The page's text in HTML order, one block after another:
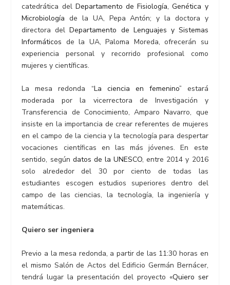
catedrática del Departamento de Fisiología, Genética y
Microbiología de la UA, Pepa Antón; y la doctora y
directora delDepartamento de Lenguajes y Sistemas
Informáticos de la UA, Paloma Moreda, ofrecerán su
experiencia personal y recorrido profesional como
mujeres y científicas.
La mesa redonda “La ciencia en femenino” estará
moderada por la vicerrectora de Investigación y
Transferencia de Conocimiento, Amparo Navarro, que
insiste en la importancia de crear referentes de mujeres
en el campo de la ciencia y la tecnología para despertar
vocaciones científicas en las más jóvenes. En este
sentido, según datos de la UNESCO, entre 2014 y 2016
solo alrededor del 30 por ciento de todas las
estudiantes escogen estudios superiores dentro del
campo de las ciencias, la tecnología, la ingeniería y
matemáticas.
Quiero ser ingeniera
Previo a la mesa redonda, a partir de las 11:30 horas en
el mismo Salón de Actos del Edificio Germán Bernácer,
tendrá lugar la presentación del proyecto «Quiero ser